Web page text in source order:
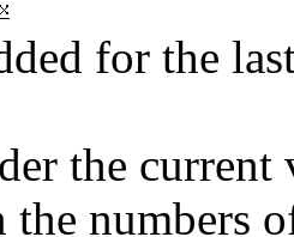
for the
the
the numbers